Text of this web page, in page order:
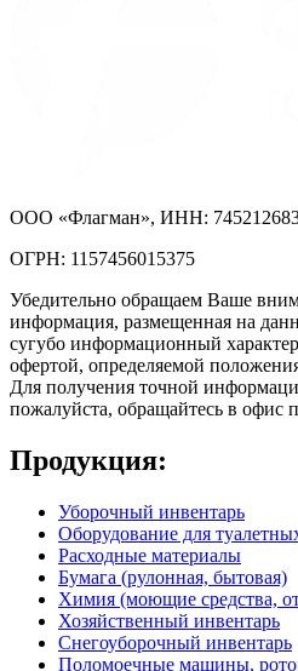
ООО «Флагман», ИНН:
ОГРН: 1157456015375
Убедительно обращаем Ваше
информация, размещенная на
сугубо информационный
офертой, определяемой
Для получения точной
пожалуйста, обращайтесь в офис
Продукция:
Уборочный инвентарь
Оборудование для
Расходные материалы
Бумага (рулонная, бытовая)
Химия (моющие средства,
Хозяйственный инвентарь
Снегоуборочный инвентарь
Поломоечные машины,